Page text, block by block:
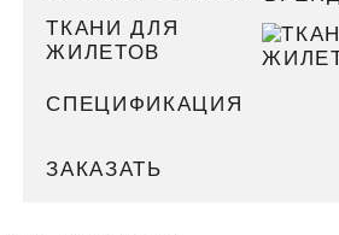
ТКАНИ ДЛЯ
ЖИЛЕТОВ
СПЕЦИФИКАЦИЯ
ЗАКАЗАТЬ